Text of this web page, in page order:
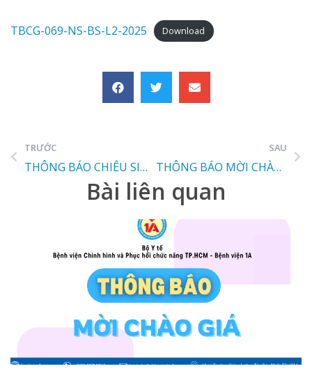
TBCG-069-NS-BS-L2-2025 Download
TRƯỚC
THÔNG BÁO CHIÊU SINH
SAU
THÔNG BÁO MỜI CHÀO GIÁ – SỐ 070/2025
Bài liên quan